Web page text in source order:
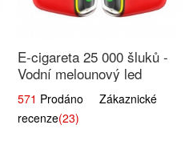
E-cigareta 25 000 šluků -
Vodní melounový led
571 Prodáno Zákaznické
recenze(23)